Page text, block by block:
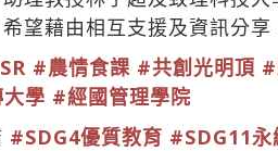
望藉由相互支援及資訊分
#農情食課 #共創光明頂
學 #經國管理學院
#SDG4優質教育 #SDG11永